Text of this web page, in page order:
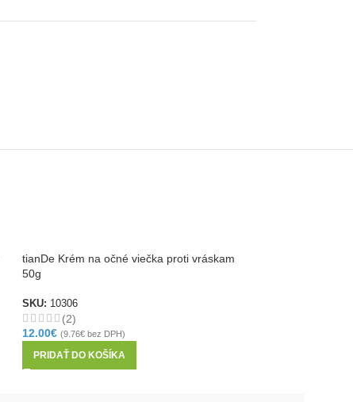
tianDe Krém na očné viečka proti vráskam
50g
SKU: 10306
(2)
12.00€ (9.76€bez DPH)
PRIDAŤ DO KOŠÍKA